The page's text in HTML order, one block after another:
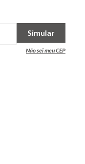
Simular
Não sei meu CEP